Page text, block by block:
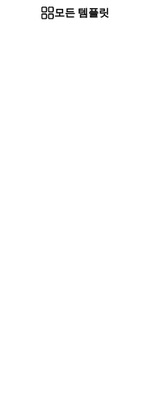
모든 템플릿